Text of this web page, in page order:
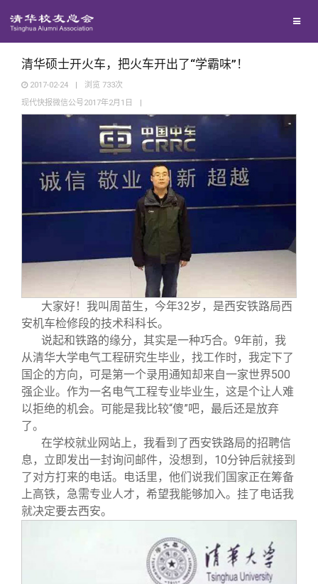
西南联大校友会
义工计划
新媒体平台
青春风采
校友文苑
校友讲坛
校友视界
终身学习
信息化服务
三创大赛
实用信息
校友总会
总会简介
会长致辞
总会章程
理事会名单
制度法规
关闭
清华硕士开火车，把火车开出了“学霸味”！
2017-02-24 | 浏览 733次
现代快报微信公号2017年2月1日
|
大家好！我叫周苗生，今年32岁，是西安铁路局西
安机车检修段的技术科科长。
说起和铁路的缘分，其实是一种巧合。9年前，我
从清华大学电气工程研究生毕业，找工作时，我定下了
国企的方向，可是第一个录用通知却来自一家世界500
强企业。作为一名电气工程专业毕业生，这是个让人难
以拒绝的机会。可能是我比较“傻”吧，最后还是放弃
了。
在学校就业网站上，我看到了西安铁路局的招聘信
息，立即发出一封询问邮件，没想到，10分钟后就接到
了对方打来的电话。电话里，他们说我们国家正在筹备
上高铁，急需专业人才，希望我能够加入。挂了电话我
就决定要去西安。